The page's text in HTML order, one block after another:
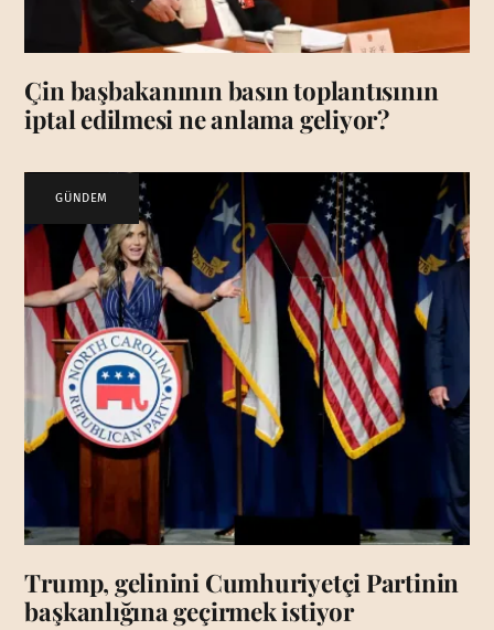
Çin başbakanının basın toplantısının
iptal edilmesi ne anlama geliyor?
GÜNDEM
Trump, gelinini Cumhuriyetçi Partinin
başkanlığına geçirmek istiyor